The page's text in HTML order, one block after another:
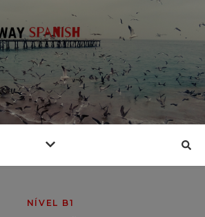
NÍVEL B1